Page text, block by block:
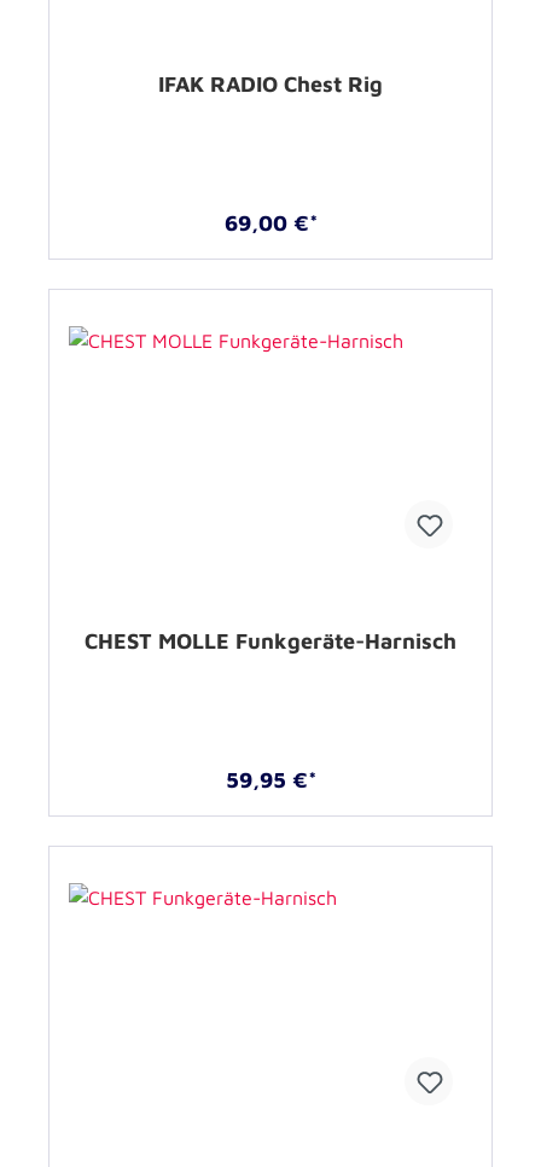
IFAK RADIO Chest Rig
69,00 €*
CHEST MOLLE Funkgeräte-Harnisch
59,95 €*